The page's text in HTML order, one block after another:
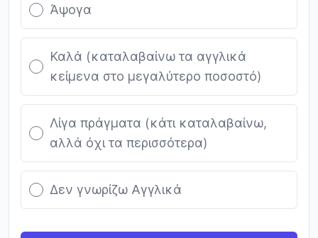
Άψογα
Καλά (καταλαβαίνω τα αγγλικά
κείμενα στο μεγαλύτερο ποσοστό)
Λίγα πράγματα (κάτι καταλαβαίνω,
αλλά όχι τα περισσότερα)
Δεν γνωρίζω Αγγλικά